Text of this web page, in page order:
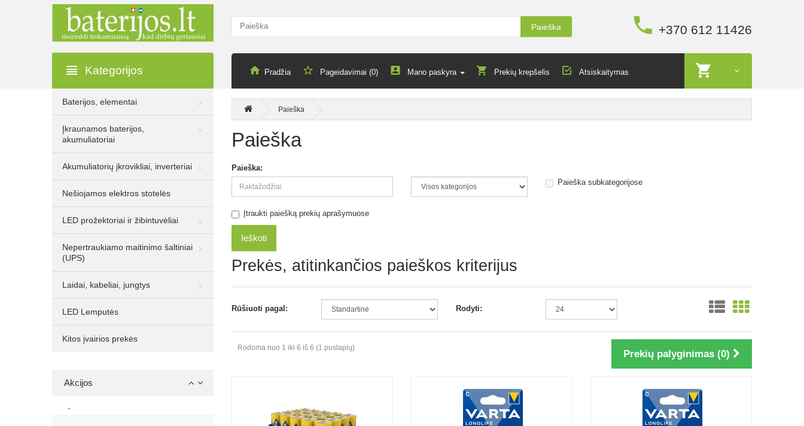
Paieška +370 612 11426
Pradžia Pageidavimai (0) Mano paskyra Prekių krepšelis Atsiskaitymas
Kategorijos
Baterijos, elementai
Įkraunamos baterijos,
akumuliatoriai
Akumuliatorių įkrovikliai, inverteriai
Nešiojamos elektros stotelės
LED prožektoriai ir žibintuvėliai
Nepertraukiamo maitinimo šaltiniai
(UPS)
Laidai, kabeliai, jungtys
LED Lemputės
Kitos įvairios prekės
Akcijos
13.30€
Be PVM: 10.99€
lemputė, 10 vnt.
13.30€ 22.00€
Rocket 8W E27
lemputė, 10 vnt.
1.00€ 2.10€
Be PVM: 0.83€
Paieška
Paieška
Paieška:
Paieška subkategorijose
Įtraukti paiešką prekių aprašymuose
Prekės, atitinkančios paieškos kriterijus
Rūšiuoti pagal: Rodyti:
Rodoma nuo 1 iki 6 iš 6 (1 puslapių)
Prekių palyginimas (0)